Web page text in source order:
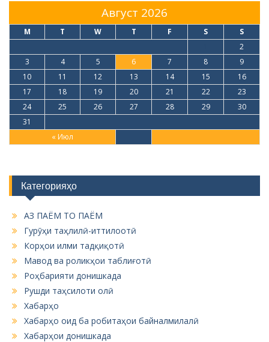
Август 2026
M T W T F S S
« Июл
2
3
4 5 6 7 8
9
10
11 12 13 14 15
16
17
18 19 20 21 22
23
24
25 26 27 28 29
30
31
Категорияҳо
АЗ ПАЁМ ТО ПАЁМ
Гурӯҳи таҳлилӣ-иттилоотӣ
Корҳои илми тадқиқотӣ
Мавод ва роликҳои таблиғотӣ
Роҳбарияти донишкада
Рушди таҳсилоти олӣ
Хабарҳо
Хабарҳо оид ба робитаҳои байналмилалӣ
Хабарҳои донишкада